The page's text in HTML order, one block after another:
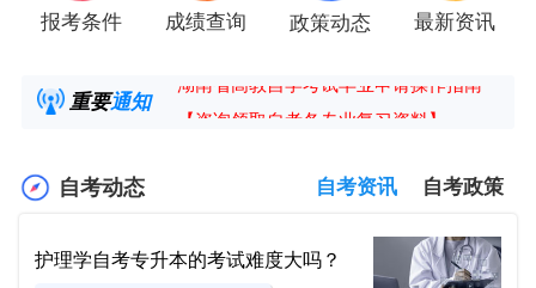
报考条件 成绩查询 政策动态 最新资讯
重要通知
2025年4月湖南自考课程安排及教材目录已
【咨询领取自考各专业复习资料】
自考动态 自考资讯 自考政策
护理学自考专升本的考试难度大吗？